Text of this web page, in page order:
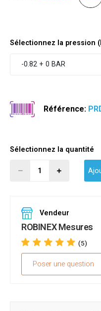
Sélectionnez la pression
-0.82 + 0 BAR
Référence:
Sélectionnez la quantité
Vendeur
ROBINEX Mesures
(5)
Poser une question